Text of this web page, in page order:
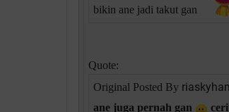
bikin ane jadi takut gan
Quote:
Original Posted By
ane juga pernah gan